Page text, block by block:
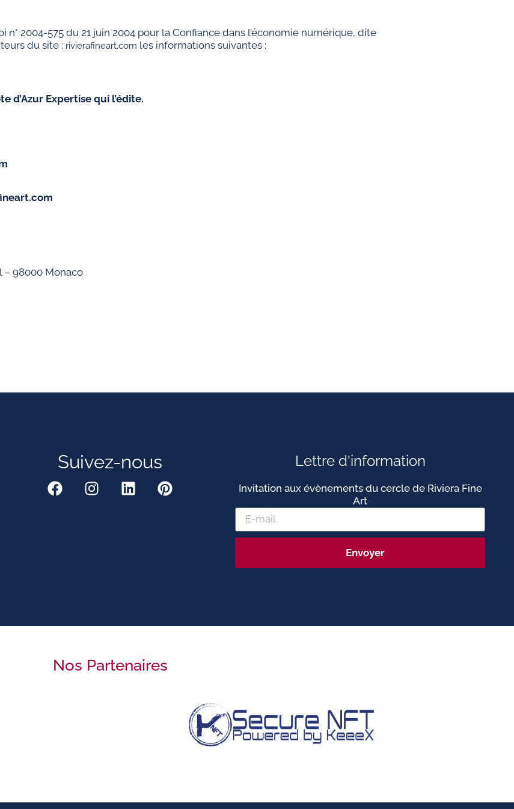
2004-575 du 21 juin 2004 pour la Confiance dans l’économie numérique, dite
du site : rivierafineart.com les informations suivantes :
d’Azur Expertise qui l’édite.
– 98000 Monaco
Suivez-nous Lettre d'information
Invitation aux évènements du cercle de Riviera Fine
Art
Envoyer
Nos Partenaires